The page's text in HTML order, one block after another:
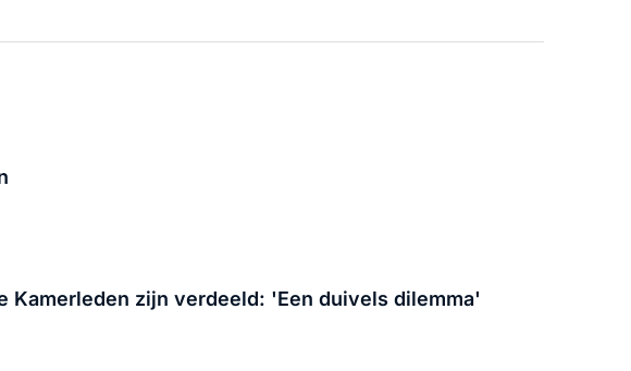
zijn verdeeld: 'Een duivels dilemma'